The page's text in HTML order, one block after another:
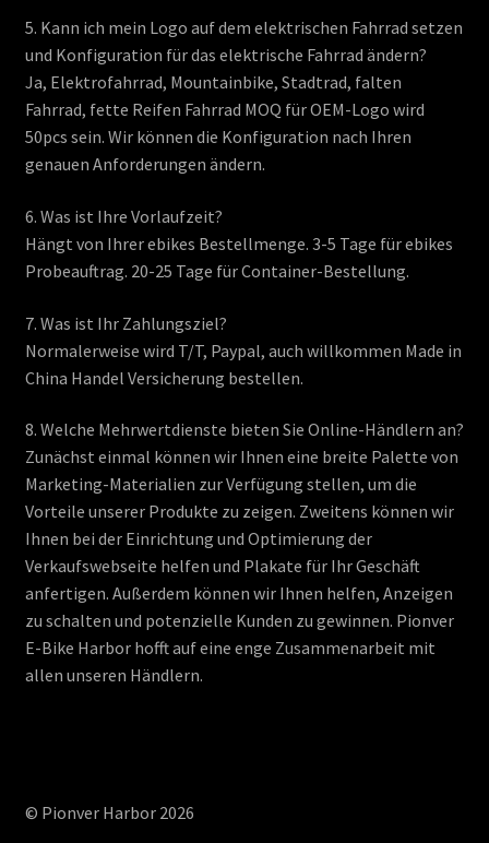
5. Kann ich mein Logo auf dem elektrischen Fahrrad setzen
und Konfiguration für das elektrische Fahrrad ändern?
Ja, Elektrofahrrad, Mountainbike, Stadtrad, falten
Fahrrad, fette Reifen Fahrrad MOQ für OEM-Logo wird
50pcs sein. Wir können die Konfiguration nach Ihren
genauen Anforderungen ändern.
6. Was ist Ihre Vorlaufzeit?
Hängt von Ihrer ebikes Bestellmenge. 3-5 Tage für ebikes
Probeauftrag. 20-25 Tage für Container-Bestellung.
7. Was ist Ihr Zahlungsziel?
Normalerweise wird T/T, Paypal, auch willkommen Made in
China Handel Versicherung bestellen.
8. Welche Mehrwertdienste bieten Sie Online-Händlern an?
Zunächst einmal können wir Ihnen eine breite Palette von
Marketing-Materialien zur Verfügung stellen, um die
Vorteile unserer Produkte zu zeigen. Zweitens können wir
Ihnen bei der Einrichtung und Optimierung der
Verkaufswebseite helfen und Plakate für Ihr Geschäft
anfertigen. Außerdem können wir Ihnen helfen, Anzeigen
zu schalten und potenzielle Kunden zu gewinnen. Pionver
E-Bike Harbor hofft auf eine enge Zusammenarbeit mit
allen unseren Händlern.
© Pionver Harbor 2026